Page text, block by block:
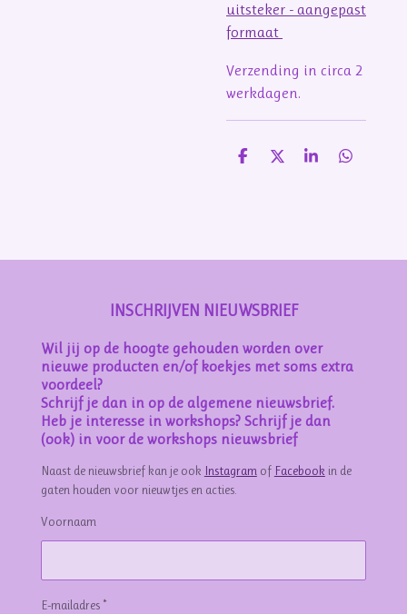
uitsteker - aangepast
formaat
Verzending in circa 2
werkdagen.
D
D
S
D
INSCHRIJVEN NIEUWSBRIEF
Wil jij op de hoogte gehouden worden over
nieuwe producten en/of koekjes met soms extra
voordeel?
Schrijf je dan in op de algemene nieuwsbrief.
Heb je interesse in workshops? Schrijf je dan
(ook) in voor de workshops nieuwsbrief
Naast de nieuwsbrief kan je ook Instagram of Facebook in de
gaten houden voor nieuwtjes en acties.
Voornaam
E-mailadres *